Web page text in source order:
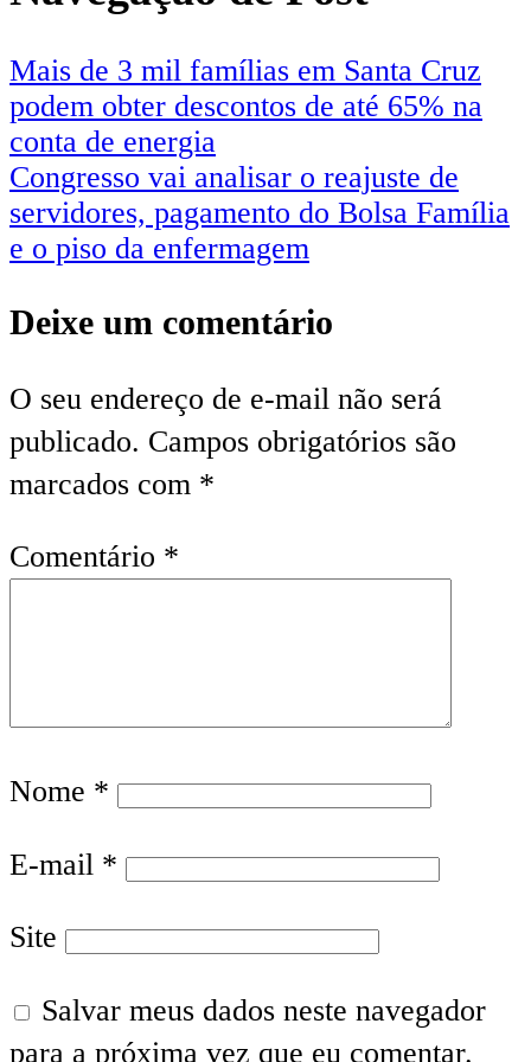
Mais de 3 mil famílias em Santa Cruz
podem obter descontos de até 65% na
conta de energia
Congresso vai analisar o reajuste de
servidores, pagamento do Bolsa Família
e o piso da enfermagem
Deixe um comentário
O seu endereço de e-mail não será
publicado. Campos obrigatórios são
marcados com *
Comentário *
Nome *
E-mail *
Site
Salvar meus dados neste navegador
para a próxima vez que eu comentar.